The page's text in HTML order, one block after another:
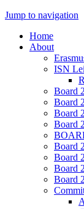
Jump to navigation
Home
About
ISN
Board
Board
Board
Board
Board
Board
Board
Board